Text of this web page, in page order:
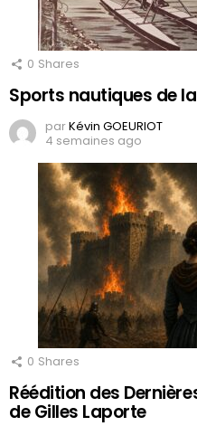
0 Shares
Sports nautiques de
parKévin GOEURIOT
4 semaines ago
0 Shares
Réédition des
de Gilles Laporte